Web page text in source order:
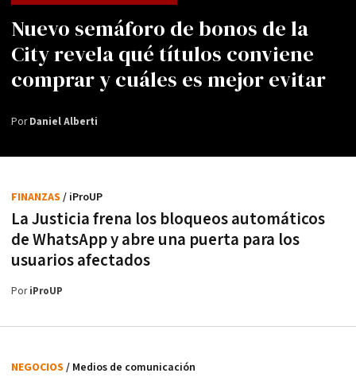
Nuevo semáforo de bonos de la
City revela qué títulos conviene
comprar y cuáles es mejor evitar
PorDaniel Alberti
La Justicia frena los bloqueos automáticos
de WhatsApp y abre una puerta para los
usuarios afectados
FINANZAS / iProUP
PoriProUP
NEGOCIOS / Medios de comunicación